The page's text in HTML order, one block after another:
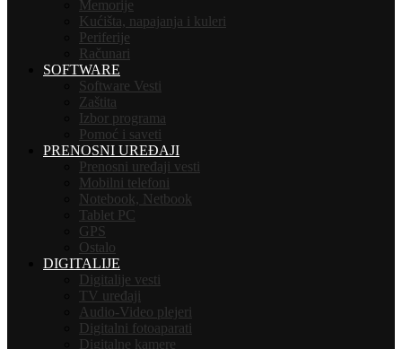
Memorije
Kućišta, napajanja i kuleri
Periferije
Računari
SOFTWARE
Software Vesti
Zaštita
Izbor programa
Pomoć i saveti
PRENOSNI UREĐAJI
Prenosni uređaji vesti
Mobilni telefoni
Notebook, Netbook
Tablet PC
GPS
Ostalo
DIGITALIJE
Digitalije vesti
TV uređaji
Audio-Video plejeri
Digitalni fotoaparati
Digitalne kamere